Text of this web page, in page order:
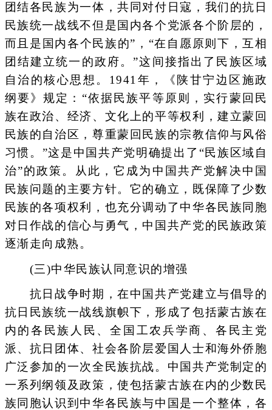
团结各民族为一体，共同对付日寇，我们的抗日
民族统一战线不但是国内各个党派各个阶层的，
而且是国内各个民族的”，“在自愿原则下，互相
团结建立统一的政府。”这间接指出了民族区域
自治的核心思想。1941年，《陕甘宁边区施政
纲要》规定：“依据民族平等原则，实行蒙回民
族在政治、经济、文化上的平等权利，建立蒙回
民族的自治区，尊重蒙回民族的宗教信仰与风俗
习惯。”这是中国共产党明确提出了“民族区域自
治”的政策。从此，它成为中国共产党解决中国
民族问题的主要方针。它的确立，既保障了少数
民族的各项权利，也充分调动了中华各民族同胞
对日作战的信心与勇气，中国共产党的民族政策
逐渐走向成熟。
(三)中华民族认同意识的增强
抗日战争时期，在中国共产党建立与倡导的
抗日民族统一战线旗帜下，形成了包括蒙古族在
内的各民族人民、全国工农兵学商、各民主党
派、抗日团体、社会各阶层爱国人士和海外侨胞
广泛参加的一次全民族抗战。中国共产党制定的
一系列纲领及政策，使包括蒙古族在内的少数民
族同胞认识到中华各民族与中国是一个整体，各